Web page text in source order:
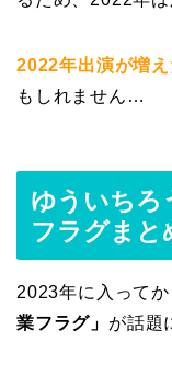
2022年出演が増
もしれません…
ゆういちろ
フラグまと
2023年に入って
業フラグ」 が話題